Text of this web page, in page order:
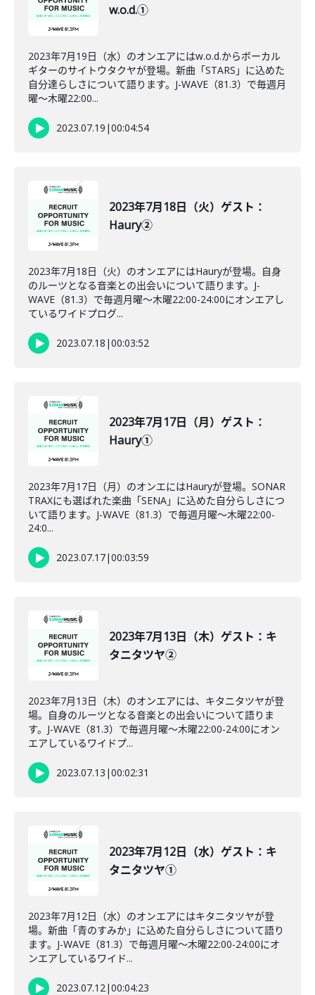
w.o.d.①
2023年7月19日（水）のオンエアにはw.o.d.からボーカル
ギターのサイトウタクヤが登場。新曲「STARS」に込めた
自分達らしさについて語ります。J-WAVE（81.3）で毎週月
曜～木曜22:00...
2023.07.19 |00:04:54
2023年7月18日（火）ゲスト：
Haury②
2023年7月18日（火）のオンエアにはHauryが登場。自身
のルーツとなる音楽との出会いについて語ります。J-
WAVE（81.3）で毎週月曜～木曜22:00-24:00にオンエアし
ているワイドプログ...
2023.07.18 |00:03:52
2023年7月17日（月）ゲスト：
Haury①
2023年7月17日（月）のオンエにはHauryが登場。SONAR
TRAXにも選ばれた楽曲「SENA」に込めた自分らしさにつ
いて語ります。J-WAVE（81.3）で毎週月曜～木曜22:00-
24:0...
2023.07.17|00:03:59
2023年7月13日（木）ゲスト：キ
タニタツヤ②
2023年7月13日（木）のオンエアには、キタニタツヤが登
場。自身のルーツとなる音楽との出会いについて語りま
す。J-WAVE（81.3）で毎週月曜～木曜22:00-24:00にオン
エアしているワイドプ...
2023.07.13 |00:02:31
2023年7月12日（水）ゲスト：キ
タニタツヤ①
2023年7月12日（水）のオンエアにはキタニタツヤが登
場。新曲「青のすみか」に込めた自分らしさについて語り
ます。J-WAVE（81.3）で毎週月曜～木曜22:00-24:00にオ
ンエアしているワイド...
2023.07.12|00:04:23